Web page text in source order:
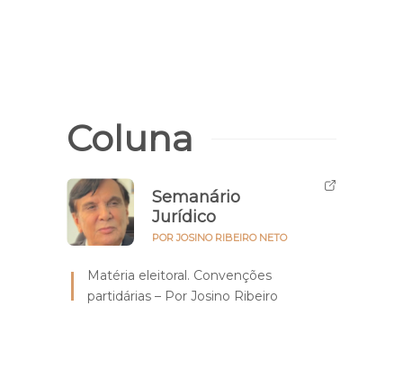
Coluna
Semanário
Jurídico
POR JOSINO RIBEIRO NETO
Matéria eleitoral. Convenções
partidárias – Por Josino Ribeiro